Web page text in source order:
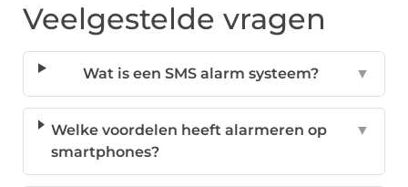
Veelgestelde vragen
Wat is een SMS alarm systeem? ▼
Welke voordelen heeft alarmeren op
smartphones?
▼